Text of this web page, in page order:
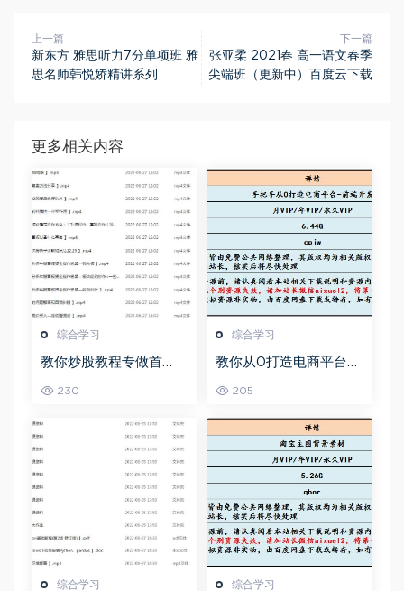
上一篇
新东方 雅思听力7分单项班 雅
思名师韩悦娇精讲系列
下一篇
张亚柔 2021春 高一语文春季
尖端班（更新中）百度云下载
更多相关内容
综合学习
教你炒股教程专做首
230
综合学习
教你从0打造电商平台前
资源打包下载
205
综合学习 综合学习